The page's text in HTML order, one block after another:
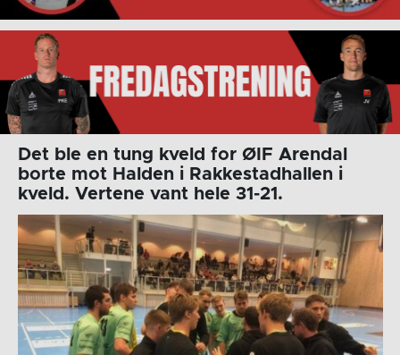
Det ble en tung kveld for ØIF Arendal
borte mot Halden i Rakkestadhallen i
kveld. Vertene vant hele 31-21.